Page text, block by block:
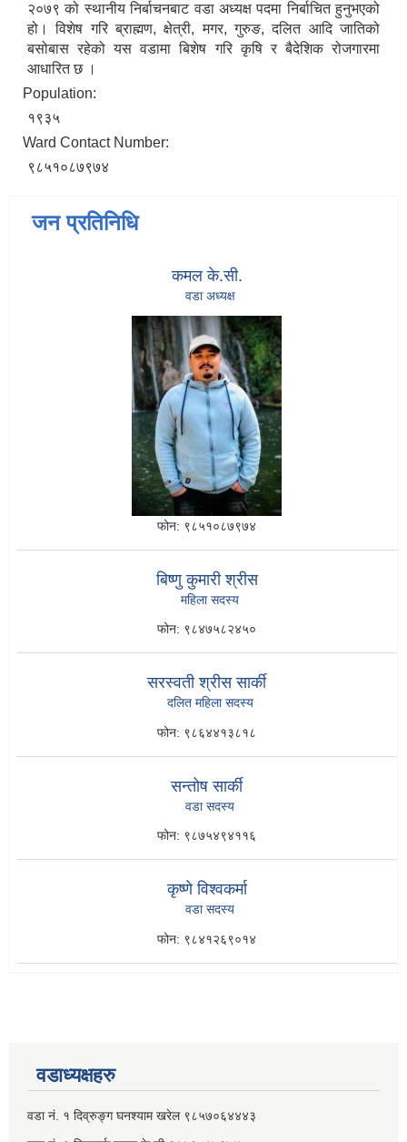
२०७९ को स्थानीय निर्बाचनबाट वडा अध्यक्ष पदमा निर्बाचित हुनुभएको
हो। विशेष गरि ब्राह्मण, क्षेत्री, मगर, गुरुङ, दलित आदि जातिको
बसोबास रहेको यस वडामा बिशेष गरि कृषि र बैदेशिक रोजगारमा
आधारित छ ।
Population:
१९३५
Ward Contact Number:
९८५१०८७९७४
जन प्रतिनिधि
कमल के.सी.
वडा अध्यक्ष
फोन: ९८५१०८७९७४
बिष्णु कुमारी श्रीस
महिला सदस्य
फोन: ९८४७५८२४५०
सरस्वती श्रीस सार्की
दलित महिला सदस्य
फोन: ९८६४४१३८१८
सन्तोष सार्की
वडा सदस्य
फोन: ९८७५४९४११६
कृष्णे विश्वकर्मा
वडा सदस्य
फोन: ९८४१२६९०१४
वडाध्यक्षहरु
वडा नं. १ दिव्रुङ्ग घनश्याम खरेल ९८५७०६४४४३